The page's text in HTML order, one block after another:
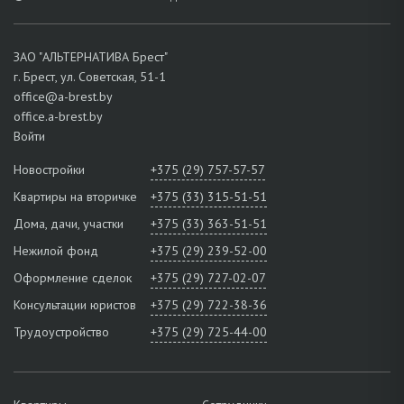
ЗАО "АЛЬТЕРНАТИВА Брест"
г. Брест, ул. Советская, 51-1
office@a-brest.by
office.a-brest.by
Войти
Новостройки
+375 (29) 757-57-57
Квартиры на вторичке
+375 (33) 315-51-51
Дома, дачи, участки
+375 (33) 363-51-51
Нежилой фонд
+375 (29) 239-52-00
Оформление сделок
+375 (29) 727-02-07
Консультации юристов
+375 (29) 722-38-36
Трудоустройство
+375 (29) 725-44-00